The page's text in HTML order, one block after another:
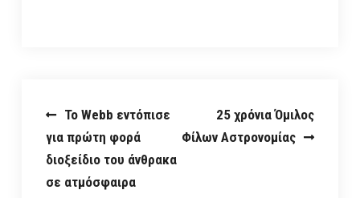
Post
navigation
Το Webb εντόπισε
για πρώτη φορά
διοξείδιο του άνθρακα
σε ατμόσφαιρα
25 χρόνια Όμιλος
Φίλων Αστρονομίας